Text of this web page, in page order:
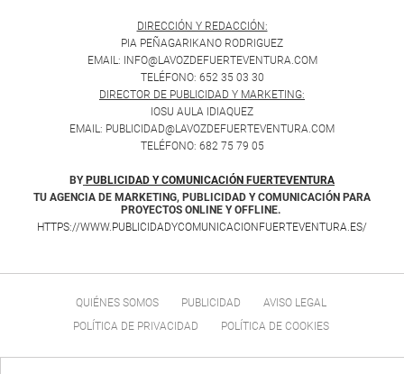
DIRECCIÓN Y REDACCIÓN:
PIA PEÑAGARIKANO RODRIGUEZ
EMAIL: INFO@LAVOZDEFUERTEVENTURA.COM
TELÉFONO: 652 35 03 30
DIRECTOR DE PUBLICIDAD Y MARKETING:
IOSU AULA IDIAQUEZ
EMAIL: PUBLICIDAD@LAVOZDEFUERTEVENTURA.COM
TELÉFONO: 682 75 79 05
BY PUBLICIDAD Y COMUNICACIÓN FUERTEVENTURA
TU AGENCIA DE MARKETING, PUBLICIDAD Y COMUNICACIÓN PARA
PROYECTOS ONLINE Y OFFLINE.
HTTPS://WWW.PUBLICIDADYCOMUNICACIONFUERTEVENTURA.ES/
QUIÉNES SOMOS PUBLICIDAD
AVISO LEGAL
POLÍTICA DE PRIVACIDAD
POLÍTICA DE COOKIES